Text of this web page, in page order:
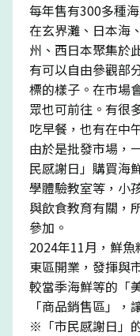
每年售有300多種
在玄界灘、日本海
州、西日本聚集於
有可以自由參觀部
標的樣子。在市場
眾也可前往。有很
吃早餐，也有在中
由於是批發市場，
民感謝日」購買海
學體驗教室等，小
與飲食教育有關，
參加。
2024年11月，鮮
東區開業，發揮與
較當季海鮮等的「
「商品銷售區」，
※「市民感謝日」